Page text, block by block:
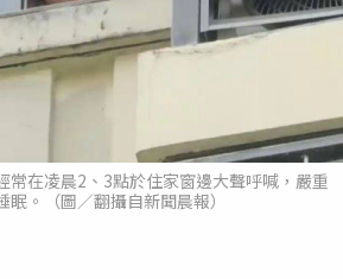
常在凌晨2、3點於住家窗邊大聲呼喊，嚴重
眠。（圖／翻攝自新聞晨報）